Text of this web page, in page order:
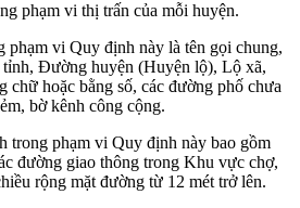
phạm vi thị trấn của mỗi huyện.
phạm vi Quy định này là tên gọi chung,
Đường huyện (Huyện lộ), Lộ xã,
chữ hoặc bằng số, các đường phố chưa
bờ kênh công cộng.
trong phạm vi Quy định này bao gồm
đường giao thông trong Khu vực chợ,
rộng mặt đường từ 12 mét trở lên.